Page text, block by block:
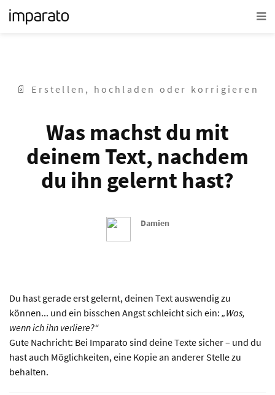
📄 Erstellen, hochladen oder korrigieren
Was machst du mit
deinem Text, nachdem
du ihn gelernt hast?
Damien
Du hast gerade erst gelernt, deinen Text auswendig zu
können... und ein bisschen Angst schleicht sich ein: „Was,
wenn ich ihn verliere?“
Gute Nachricht: Bei Imparato sind deine Texte sicher – und du
hast auch Möglichkeiten, eine Kopie an anderer Stelle zu
behalten.